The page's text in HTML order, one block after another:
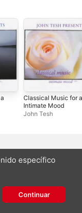
Classical Music for
Intimate Mood
John Tesh
sin embargo,
del
por hacerse de una
específico
Continuar